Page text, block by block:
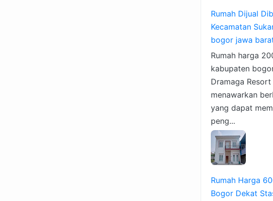
Rumah Dijual
Kecamatan
bogor jawa
Rumah harga
kabupaten
Dramaga
menawarkan
yang dapat
peng...
Rumah Harga
Bogor Dekat